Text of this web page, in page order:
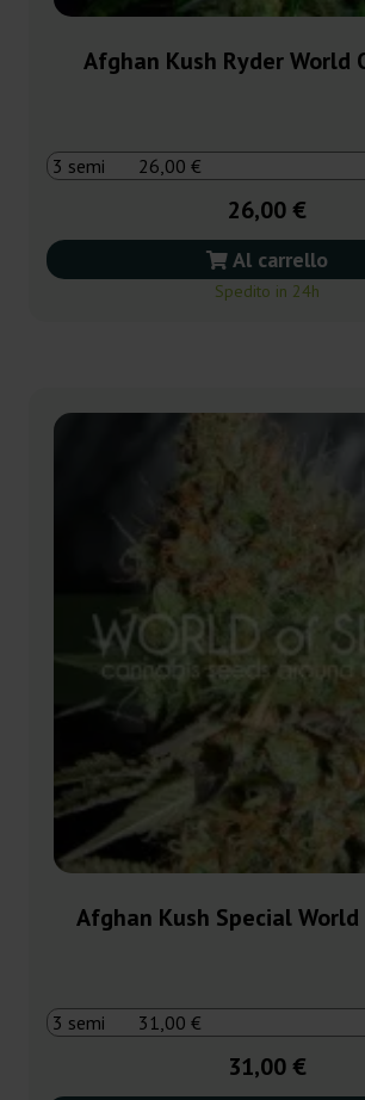
Afghan Kush Ryder World
26,00 €
Al carrello
Spedito in 24h
Afghan Kush Special World
31,00 €